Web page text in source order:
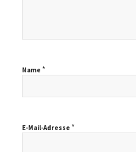
Name *
E-Mail-Adresse *